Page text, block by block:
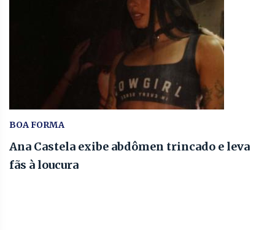
BOA FORMA
Ana Castela exibe abdômen trincado e leva
fãs à loucura